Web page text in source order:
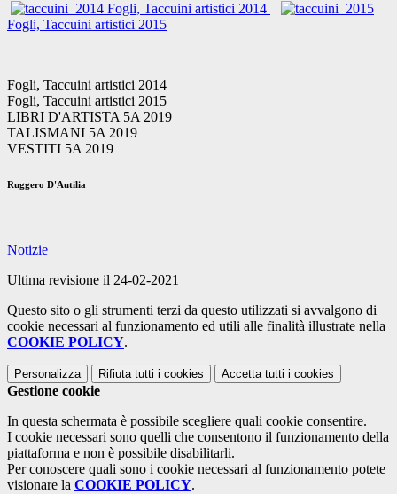
Fogli, Taccuini artistici 2014
Fogli, Taccuini artistici 2015
Fogli, Taccuini artistici 2014
Fogli, Taccuini artistici 2015
LIBRI D'ARTISTA 5A 2019
TALISMANI 5A 2019
VESTITI 5A 2019
Ruggero D'Autilia
Notizie
Ultima revisione il 24-02-2021
Questo sito o gli strumenti terzi da questo utilizzati si avvalgono di
cookie necessari al funzionamento ed utili alle finalità illustrate nella
COOKIE POLICY.
Personalizza Rifiuta tutti i cookies Accetta tutti i cookies
Gestione cookie
In questa schermata è possibile scegliere quali cookie consentire.
I cookie necessari sono quelli che consentono il funzionamento della
piattaforma e non è possibile disabilitarli.
Per conoscere quali sono i cookie necessari al funzionamento potete
visionare la COOKIE POLICY.